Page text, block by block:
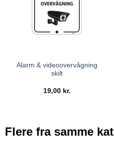
Alarm & videoovervågning
skilt
19,00 kr.
Flere fra samme